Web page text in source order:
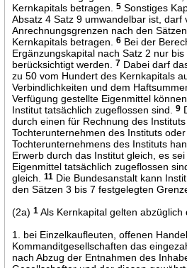
Kernkapitals betragen.5 Sonstiges
Absatz 4 Satz 9 umwandelbar ist,
Anrechnungsgrenzen nach den
Kernkapitals betragen.6 Bei der
Ergänzungskapital nach Satz 2 nur
berücksichtigt werden.7 Dabei darf
zu 50 vom Hundert des Kernkapitals
Verbindlichkeiten und dem
Verfügung gestellte Eigenmittel
Institut tatsächlich zugeflossen sind.9
durch einen für Rechnung des
Tochterunternehmen des Instituts
Tochterunternehmens des Instituts
Erwerb durch das Institut gleich, es
Eigenmittel tatsächlich zugeflossen
gleich.11 Die Bundesanstalt kann
den Sätzen 3 bis 7 festgelegten
(2a)1 Als Kernkapital gelten
1. bei Einzelkaufleuten, offenen
Kommanditgesellschaften das
nach Abzug der Entnahmen des